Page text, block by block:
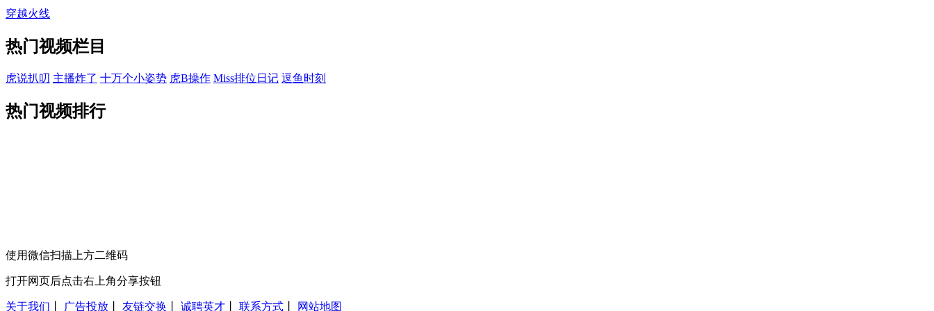
穿越火线
热门视频栏目
虎说扒叨 主播炸了 十万个小姿势 虎B操作 Miss排位日记 逗鱼时刻
热门视频排行
使用微信扫描上方二维码
打开网页后点击右上角分享按钮
关于我们 广告投放 友链交换 诚聘英才 联系方式 网站地图